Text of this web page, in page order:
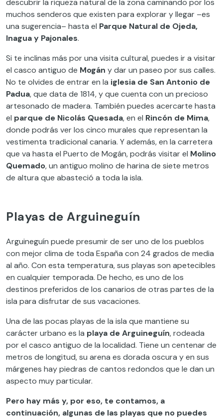
descubrir la riqueza natural de la zona caminando por los
muchos senderos que existen para explorar y llegar –es
una sugerencia– hasta el Parque Natural de Ojeda,
Inagua y Pajonales.
Si te inclinas más por una visita cultural, puedes ir a visitar
el casco antiguo de Mogán y dar un paseo por sus calles.
No te olvides de entrar en la iglesia de San Antonio de
Padua, que data de 1814, y que cuenta con un precioso
artesonado de madera. También puedes acercarte hasta
el parque de Nicolás Quesada, en el Rincón de Mima,
donde podrás ver los cinco murales que representan la
vestimenta tradicional canaria. Y además, en la carretera
que va hasta el Puerto de Mogán, podrás visitar el Molino
Quemado, un antiguo molino de harina de siete metros
de altura que abasteció a toda la isla.
Playas de Arguineguín
Arguineguín puede presumir de ser uno de los pueblos
con mejor clima de toda España con 24 grados de media
al año. Con esta temperatura, sus playas son apetecibles
en cualquier temporada. De hecho, es uno de los
destinos preferidos de los canarios de otras partes de la
isla para disfrutar de sus vacaciones.
Una de las pocas playas de la isla que mantiene su
carácter urbano es la playa de Arguineguín, rodeada
por el casco antiguo de la localidad. Tiene un centenar de
metros de longitud, su arena es dorada oscura y en sus
márgenes hay piedras de cantos redondos que le dan un
aspecto muy particular.
Pero hay más y, por eso, te contamos, a
continuación, algunas de las playas que no puedes